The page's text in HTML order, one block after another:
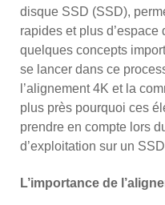
disque SSD (SSD),
rapides et plus
quelques concepts
se lancer dans ce
l’alignement 4K et la
plus près pourquoi ces
prendre en compte lors
d’exploitation sur un
L’importance de